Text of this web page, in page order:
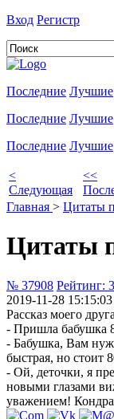
Вход Регистр
Последние Лучшие
Последние Лучшие
Последние Лучшие
<
Следующая
<<
Главная > Цитаты
Цитаты
№ 37908 Рейтинг: 3
2019-11-28 15:15:03
Рассказ моего
- Пришла бабушка
- Бабушка, Вам
быстрая, но стоит
- Ой, деточки, я
новыми глазами
уважением!